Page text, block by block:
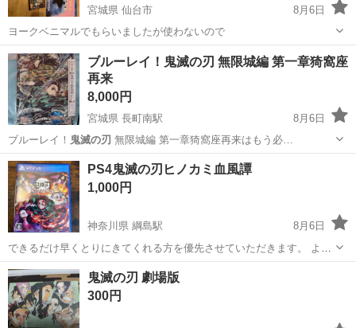
宮城県 仙台市
8月6日
ヨークベニマルでもらいましたが使わないので
宮城 仙台市 生活雑貨 鬼滅の刃
ブルーレイ！鬼滅の刃 無限城編 第一章猗窩座
再来
8,000円
宮城県 長町南駅
8月6日
ブルーレイ！ 鬼滅の刃 無限城編 第一章猗窩座再来はもう必…
宮城 仙台市 長町南駅 DVD/ブルーレイ
PS4鬼滅の刃ヒノカミ血風譚
1,000円
神奈川県 綱島駅
8月6日
できるだけ早くとりにきてくれる方を優先させていただきます。 よろ
しくおねがいします。
神奈川 横浜市 綱島駅 テレビゲーム
鬼滅の刃 劇場版
300円